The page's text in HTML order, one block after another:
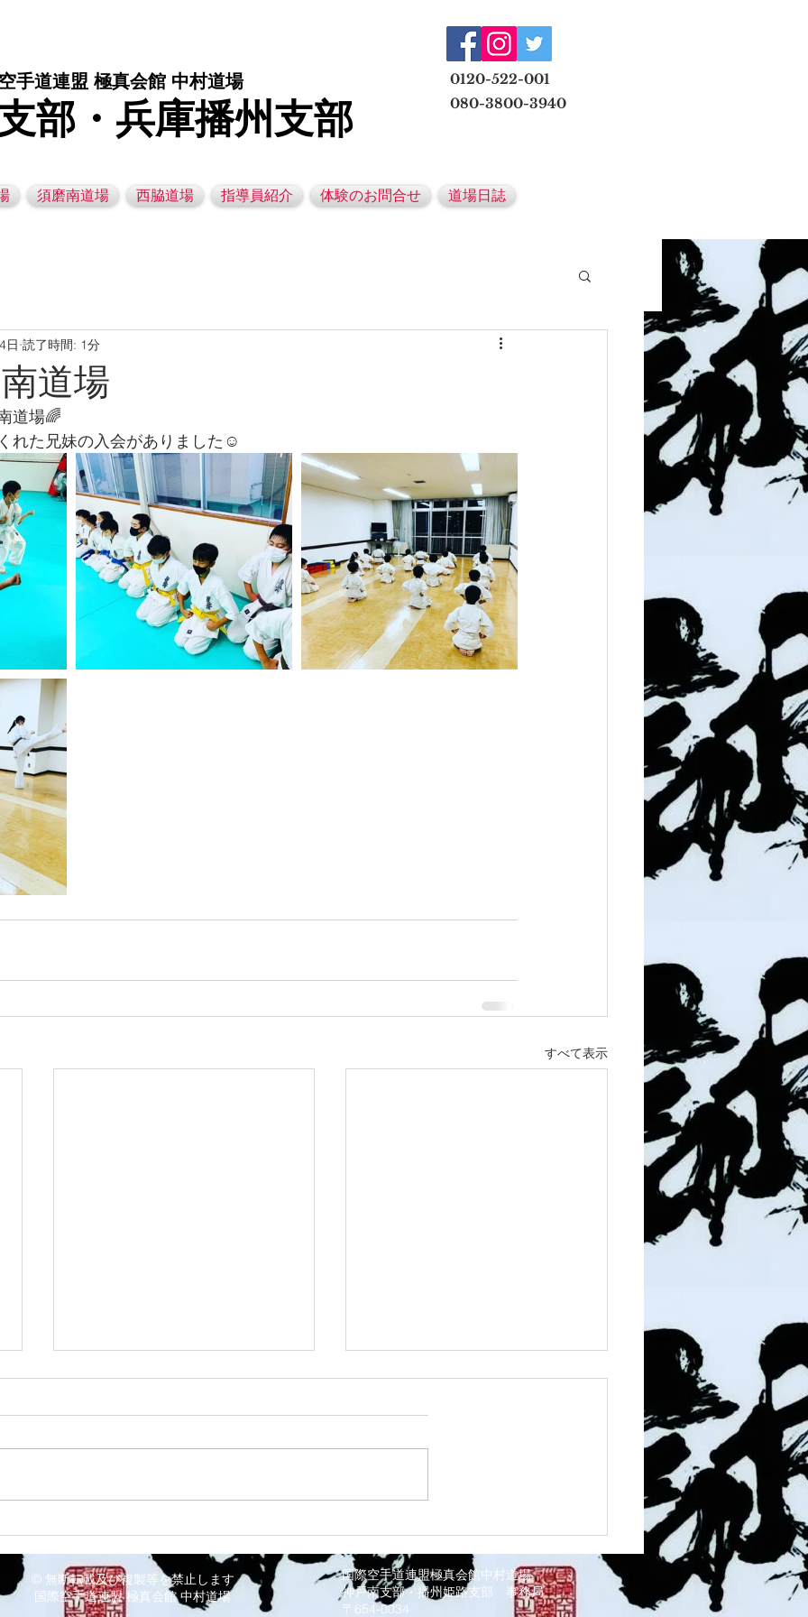
手道連盟 極真会館 中村道場
部・兵庫播州支部
0120-522-001
080-3800-3940
須磨南道場 西脇道場 指導員紹介 体験のお問合せ 道場日誌
道場
日 読了時間: 1分
道場🌈
れた兄妹の入会がありました☺️
すべて表示
8/3 灘道場
© 無断転載及び複製等を禁止します
国際空手道連盟 極真会館 中村道場
国際空手道連盟極真会館中村道場
神戸南支部・播州姫路支部 事務局
〒654-0034